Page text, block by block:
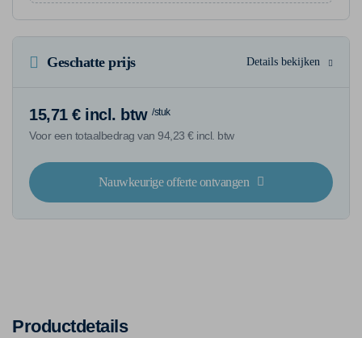
Geschatte prijs Details bekijken
15,71 € incl. btw /stuk
Voor een totaalbedrag van 94,23 € incl. btw
Nauwkeurige offerte ontvangen
Productdetails